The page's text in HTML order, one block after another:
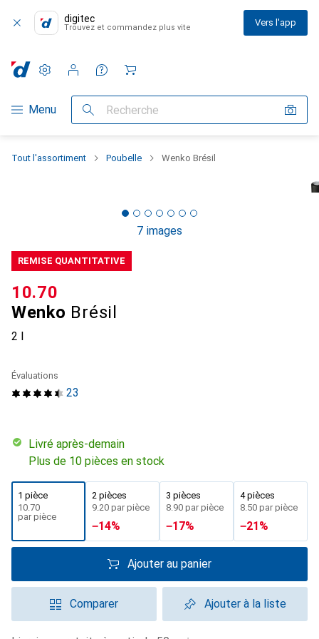
digitec
Trouvez et commandez plus vite Vers l'app
Navigation par catégorie
Menu Recherche
Paramètres
Compte client
Listes de comparaison
Listes d'envies
Panier
Tout l'assortiment Poubelle Wenko Brésil
7 images
REMISE QUANTITATIVE
Wenko Brésil
2 l
CHF
10.70
23
Évaluations
Livré après-demain
Plus de 10 pièces en stock
1 pièce
CHF
10.70
par pièce
2 pièces
CHF
9.20 par pièce
−14%
3 pièces
CHF
8.90 par pièce
−17%
4 pièces
CHF
8.50 par pièce
−21%
Ajouter au panier
Comparer Ajouter à la liste